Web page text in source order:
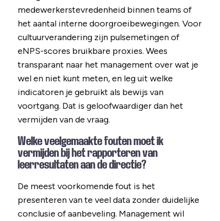
medewerkerstevredenheid binnen teams of
het aantal interne doorgroeibewegingen. Voor
cultuurverandering zijn pulsemetingen of
eNPS-scores bruikbare proxies. Wees
transparant naar het management over wat je
wel en niet kunt meten, en leg uit welke
indicatoren je gebruikt als bewijs van
voortgang. Dat is geloofwaardiger dan het
vermijden van de vraag.
Welke veelgemaakte fouten moet ik
vermijden bij het rapporteren van
leerresultaten aan de directie?
De meest voorkomende fout is het
presenteren van te veel data zonder duidelijke
conclusie of aanbeveling. Management wil